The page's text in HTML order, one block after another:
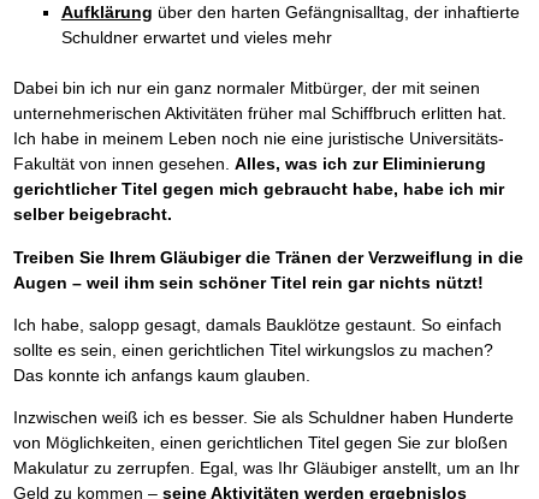
Aufklärung über den harten Gefängnisalltag, der inhaftierte
Schuldner erwartet und vieles mehr
Dabei bin ich nur ein ganz normaler Mitbürger, der mit seinen
unternehmerischen Aktivitäten früher mal Schiffbruch erlitten hat.
Ich habe in meinem Leben noch nie eine juristische Universitäts-
Fakultät von innen gesehen. Alles, was ich zur Eliminierung
gerichtlicher Titel gegen mich gebraucht habe, habe ich mir
selber beigebracht.
Treiben Sie Ihrem Gläubiger die Tränen der Verzweiflung in die
Augen – weil ihm sein schöner Titel rein gar nichts nützt!
Ich habe, salopp gesagt, damals Bauklötze gestaunt. So einfach
sollte es sein, einen gerichtlichen Titel wirkungslos zu machen?
Das konnte ich anfangs kaum glauben.
Inzwischen weiß ich es besser. Sie als Schuldner haben Hunderte
von Möglichkeiten, einen gerichtlichen Titel gegen Sie zur bloßen
Makulatur zu zerrupfen. Egal, was Ihr Gläubiger anstellt, um an Ihr
Geld zu kommen – seine Aktivitäten werden ergebnislos